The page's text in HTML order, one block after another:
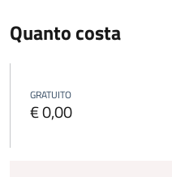
Quanto costa
GRATUITO
€ 0,00